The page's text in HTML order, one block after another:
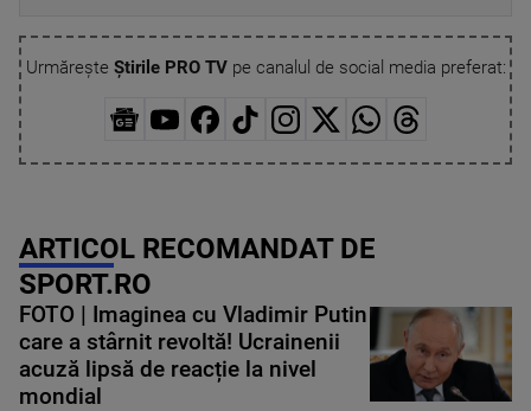
Urmărește Știrile PRO TVpe canalul de social media preferat:
ARTICOL RECOMANDAT DE
SPORT.RO
FOTO | Imaginea cu Vladimir Putin
care a stârnit revoltă! Ucrainenii
acuză lipsă de reacție la nivel
mondial